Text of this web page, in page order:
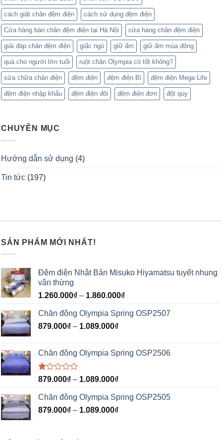
cách giặt chăn đệm điện cách sử dụng đệm điện
Cửa hàng bán chăn đệm điện tại Hà Nội cửa hàng chăn đệm điện
giải đáp chăn đệm điện giấc ngủ giữ ấm giữ ấm mùa đông
quà cho người lớn tuổi ruột chăn Olympia có tốt không?
sửa chữa chăn điện đệm điện đệm điện Bỉ đệm điện Mega Life
đệm điện nhập khẩu đệm điện đôi đệm điện đơn đột quỵ
CHUYÊN MỤC
Hướng dẫn sử dụng (4)
Tin tức (197)
SẢN PHẨM MỚI NHẤT!
Đệm điện Nhật Bản Misuko Hiyamatsu tuyết nhung
vân thừng
1.260.000₫ – 1.860.000₫
Chăn đông Olympia Spring OSP2507
879.000₫ – 1.089.000₫
Chăn đông Olympia Spring OSP2506
Được
hạng
1.00
5
879.000₫ – 1.089.000₫
Chăn đông Olympia Spring OSP2505
879.000₫ – 1.089.000₫